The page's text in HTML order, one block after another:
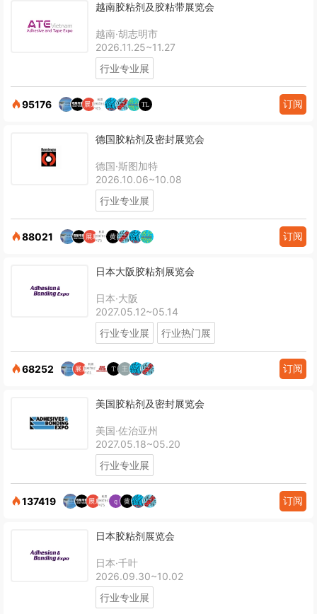
越南胶粘剂及胶粘带展览会
越南·胡志明市
2026.11.25~11.27
行业专业展
95176 订阅
德国胶粘剂及密封展览会
德国·斯图加特
2026.10.06~10.08
行业专业展
88021 订阅
日本大阪胶粘剂展览会
日本·大阪
2027.05.12~05.14
行业专业展
行业热门展
68252 订阅
美国胶粘剂及密封展览会
美国·佐治亚州
2027.05.18~05.20
行业专业展
137419 订阅
日本胶粘剂展览会
日本·千叶
2026.09.30~10.02
行业专业展